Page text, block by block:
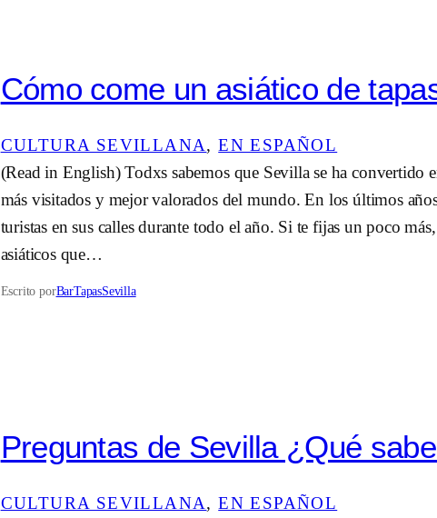
Cómo come un asiático de
CULTURA SEVILLANA, EN ESPAÑOL
(Read in English) Todxs sabemos que Sevilla se ha convertido
más visitados y mejor valorados del mundo. En los últimos
turistas en sus calles durante todo el año. Si te fijas un poco
asiáticos que…
Escrito porBarTapasSevilla
Preguntas de Sevilla ¿Qué
CULTURA SEVILLANA, EN ESPAÑOL